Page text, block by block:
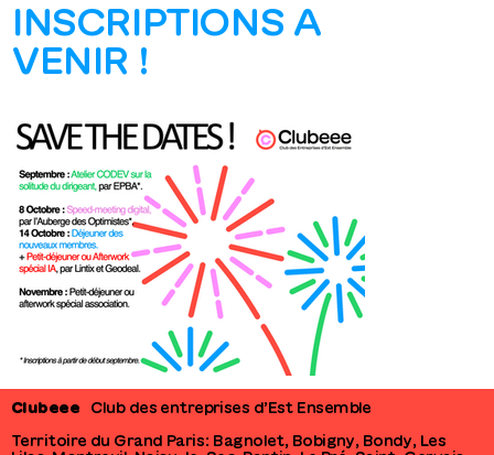
INSCRIPTIONS A
VENIR !
Clubeee Club des entreprises d’Est Ensemble
Territoire du Grand Paris : Bagnolet, Bobigny, Bondy, Les